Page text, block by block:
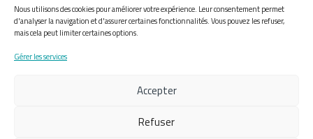
Nous utilisons des cookies pour améliorer votre expérience. Leur consentement permet
d'analyser la navigation et d'assurer certaines fonctionnalités. Vous pouvez les refuser,
mais cela peut limiter certaines options.
Gérer les services
Accepter
Refuser
HORAIRES D’OUVERTURE
Du lundi au vendredi de 8h30 à 12h30 et de 13h30 à
Accessibilité
Confidentialité